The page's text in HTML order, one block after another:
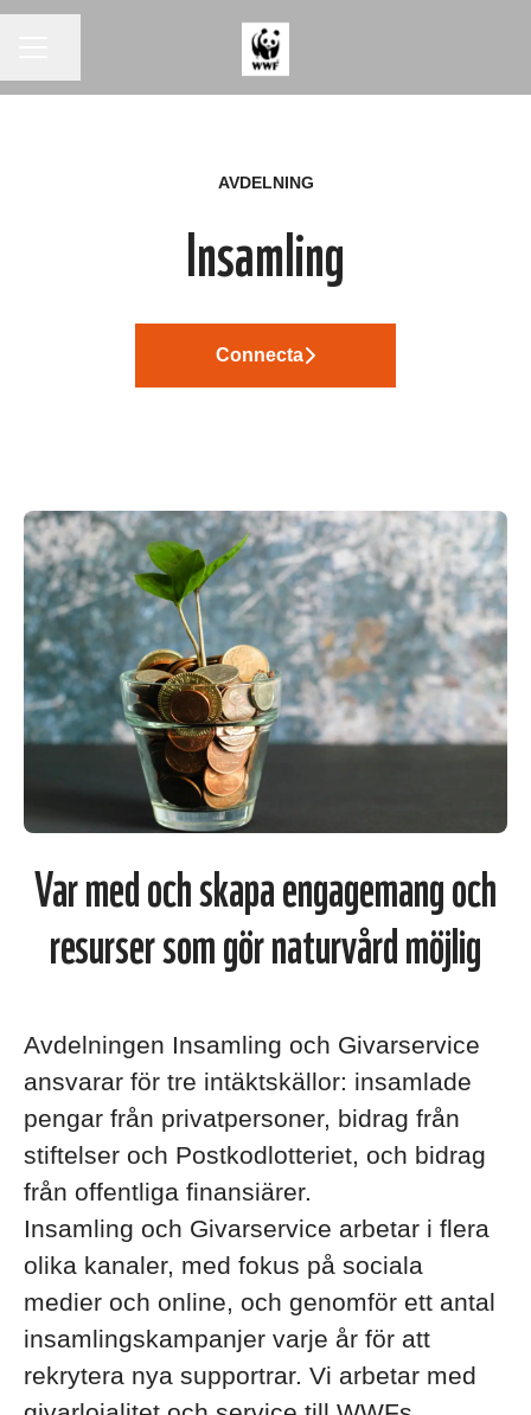
AVDELNING
Insamling
Connecta
Var med och skapa engagemang och
resurser som gör naturvård möjlig
Avdelningen Insamling och Givarservice
ansvarar för tre intäktskällor: insamlade
pengar från privatpersoner, bidrag från
stiftelser och Postkodlotteriet, och bidrag
från offentliga finansiärer.
Insamling och Givarservice arbetar i flera
olika kanaler, med fokus på sociala
medier och online, och genomför ett antal
insamlingskampanjer varje år för att
rekrytera nya supportrar. Vi arbetar med